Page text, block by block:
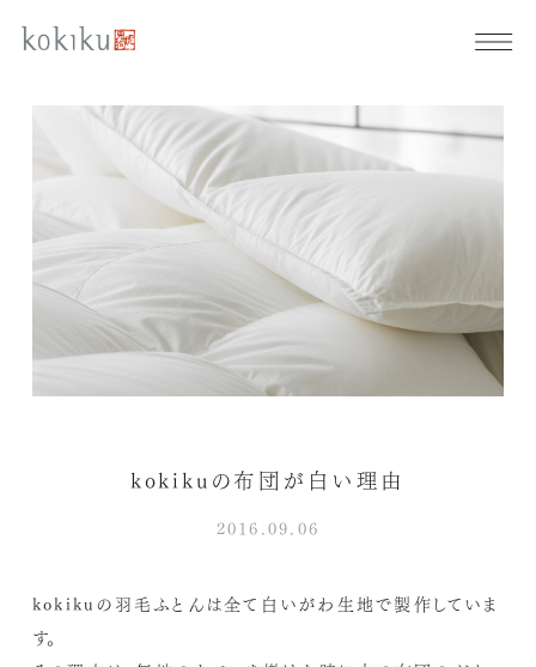
kokikuの布団が白い理由
2016.09.06
kokikuの羽毛ふとんは全て白いがわ生地で製作していま
す。